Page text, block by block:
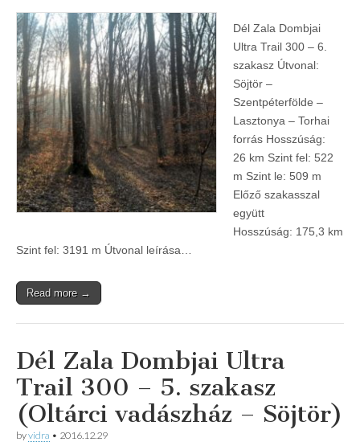
Dél Zala Dombjai
Ultra Trail 300 – 6.
szakasz Útvonal:
Söjtör –
Szentpéterfölde –
Lasztonya – Torhai
forrás Hosszúság:
26 km Szint fel: 522
m Szint le: 509 m
Előző szakasszal
együtt
Hosszúság: 175,3 km
Szint fel: 3191 m Útvonal leírása…
Read more →
Dél Zala Dombjai Ultra
Trail 300 – 5. szakasz
(Oltárci vadászház – Söjtör)
byvidra • 2016.12.29